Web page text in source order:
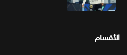
الأقسام